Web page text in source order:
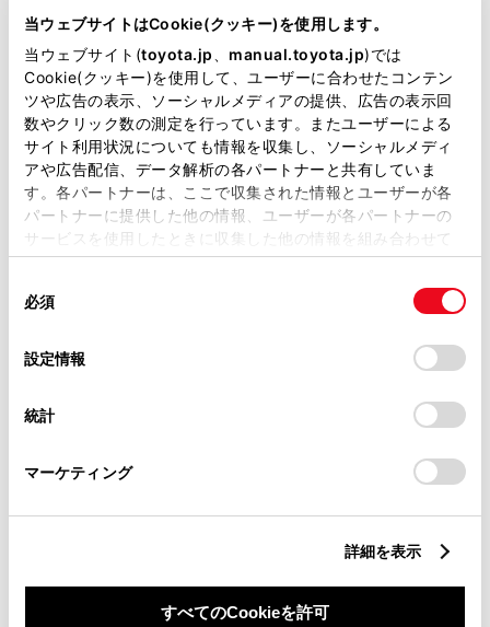
当ウェブサイトはCookie(クッキー)を使用します。
当ウェブサイト(toyota.jp manual.toyota.jp)では
Cookie(クッキー)を使用して、ユーザーに合わせたコンテン
ツや広告の表示、ソーシャルメディアの提供、広告の表示回
数やクリック数の測定を行っています。またユーザーによる
サイト利用状況についても情報を収集し、ソーシャルメディ
アや広告配信、データ解析の各パートナーと共有していま
す。各パートナーは、ここで収集された情報とユーザーが各
パートナーに提供した他の情報、ユーザーが各パートナーの
サービスを使用したときに収集した他の情報を組み合わせて
使用することがあります。当ウェブサイトの使用を続行する
デバイスにすべてのCookie(クッキー)が保存されることに同
意したことになります。Cookie(クッキー)のオプトアウト、
設定の変更、同意を撤回したりするにあたっては、当社の
「Cookie（クッキー）情報の取り扱いについて
」をご覧くだ
必須
設定情報
統計
マーケティング
詳細を表示
すべてのCookieを許可
チャットでお問い合わせ
受付：10:00～18:00
（長期連休などの当社指定日を除く）
画面右下の
時間が少なくご案内が可能です。
フォームでお問い合わせ